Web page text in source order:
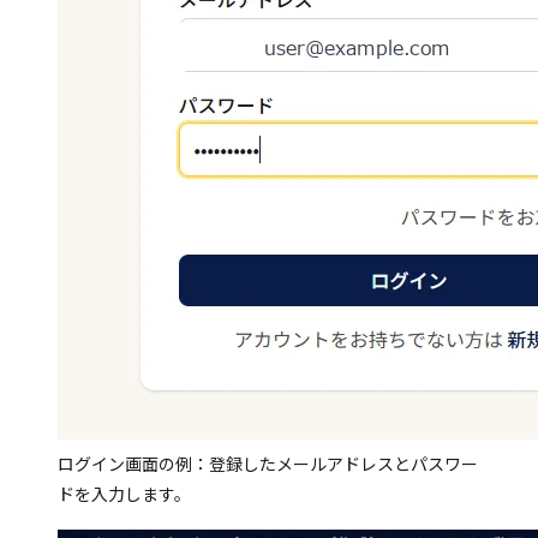
ログイン画面の例：登録したメールアドレスとパスワー
ドを入力します。